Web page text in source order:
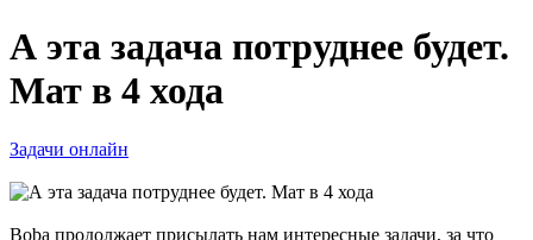
А эта задача потруднее будет.
Мат в 4 хода
Задачи онлайн
Boba продолжает присылать нам интересные задачи, за что